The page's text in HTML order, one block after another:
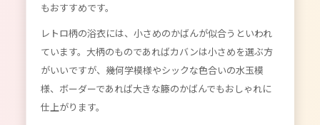
もおすすめです。
レトロ柄の浴衣には、小さめのかばんが似合うといわれ
ています。大柄のものであればカバンは小さめを選ぶ方
がいいですが、幾何学模様やシックな色合いの水玉模
様、ボーダーであれば大きな籐のかばんでもおしゃれに
仕上がります。